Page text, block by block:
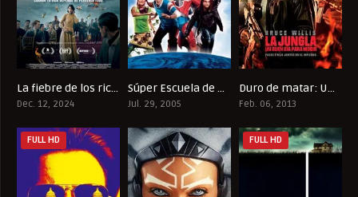
5.2La fiebre de los ricos
Dec. 12, 2024
6.3
Súper Escuela de Héroes
Jul. 29, 2005
5.2
Duro de matar: Un buen día para morir
Feb. 06, 2013
FULL HD FULL HD